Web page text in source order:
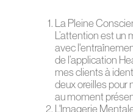
La Pleine
L’attention est un
avec
de l’application
mes clients à
deux oreilles pour
au moment
L'Imagerie